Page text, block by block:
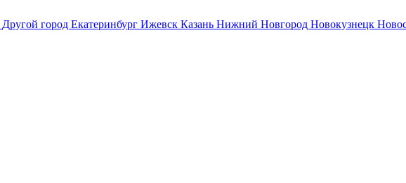
Другой город Екатеринбург Ижевск Казань Нижний Новгород Новокузнецк